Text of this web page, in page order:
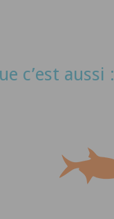
c’est aussi :